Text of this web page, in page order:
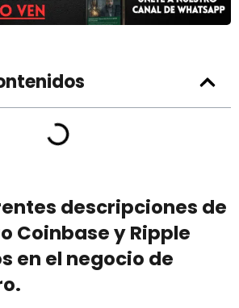
descripciones de
Coinbase y Ripple
en el negocio de